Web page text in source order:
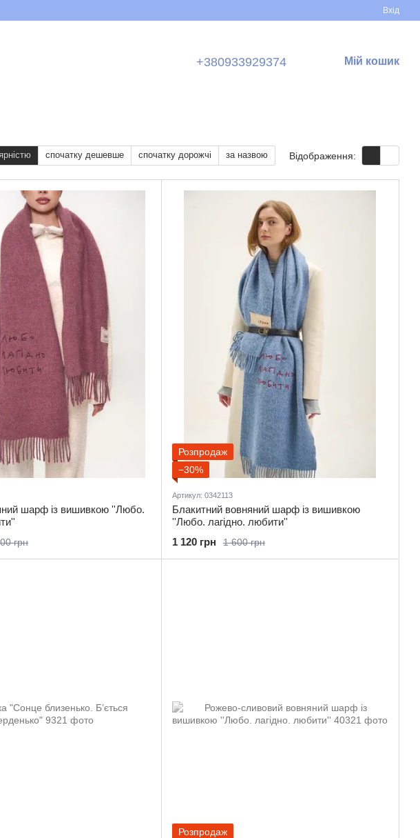
Вхід
+380933929374 Мій кошик
спочатку дешевше спочатку дорожчі за назвою Відображення:
шарф із вишивкою ''Любо.
грн
Розпродаж
−30%
Артикул: 0342113
Блакитний вовняний шарф із вишивкою
''Любо. лагідно. любити''
1 600 грн
1 120 грн
Розпродаж